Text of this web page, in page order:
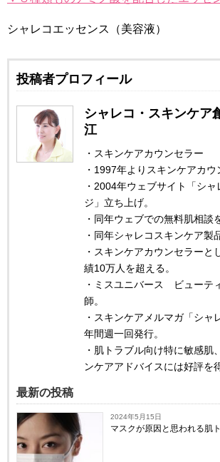
シャレコエッセンス（美容液）
投稿者プロフィール
シャレコ・スキンケ
江
・スキンケアカウンセラー
・1997年よりスキンケアカウ
・2004年ウェブサイト「シ
ジ」立ち上げ。
・同年ウェブでの無料肌相談
・同年シャレコスキンケア製
・スキンケアカウンセラーと
績10万人を超える。
・ミスユニバース ビューテ
師。
・スキンケアメルマガ「シャ
年間週一回発行。
・肌トラブル向け特に敏感肌
ンケアアドバイスには好評を
最新の投稿
2024年5月15日
マスクが原因と思われる肌